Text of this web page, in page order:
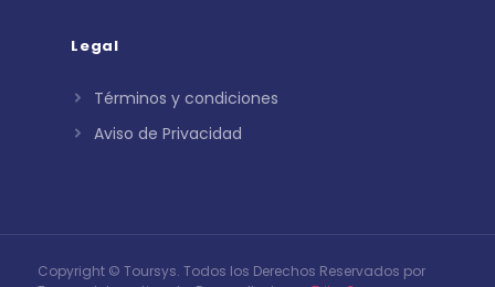
Legal
Términos y condiciones
Aviso de Privacidad
Copyright © Toursys. Todos los Derechos Reservados por